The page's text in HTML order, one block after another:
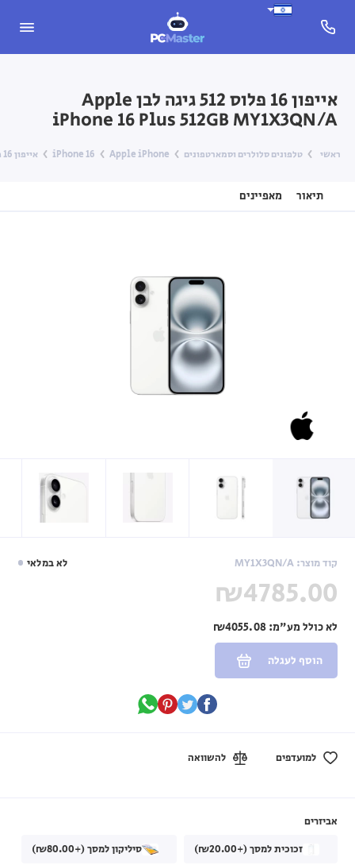
אייפון 16 פלוס 512 גיגה לבן Apple
iPhone 16 Plus 512GB MY1X3QN/A
ראשי טלפונים סלולרים וסמארטפונים Apple iPhone
iPhone 16 אייפון 16 פלוס 512 גיגה לבן Apple iPhone 16 Plus 512GB MY1X3QN/A
תיאור מאפיינים
לא במלאי קוד מוצר: MY1X3QN/A
₪4785.00
לא כולל מע"מ:₪4055.08
הוסף לעגלה
למועדפים להשוואה
אביזרים
זכוכית למסך (+₪20.00)
סיליקון למסך (+₪80.00)